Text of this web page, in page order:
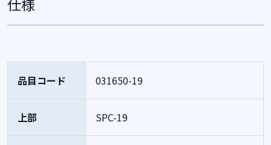
仕様
品目コード 031650-19
上部 SPC-19